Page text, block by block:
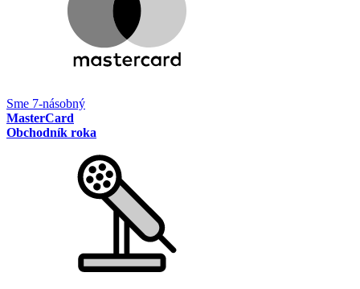
Sme 7-násobný
MasterCard
Obchodník roka